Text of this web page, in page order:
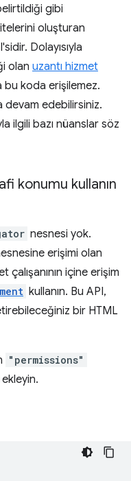
gibi
oluşturan
Dolayısıyla
olan uzantı hizmet
bu koda erişilemez.
devam edebilirsiniz.
ilgili bazı nüanslar söz
konumu kullanın
nesnesi yok.
erişimi olan
çalışanının içine erişim
kullanın. Bu API,
bir HTML
"permissions"